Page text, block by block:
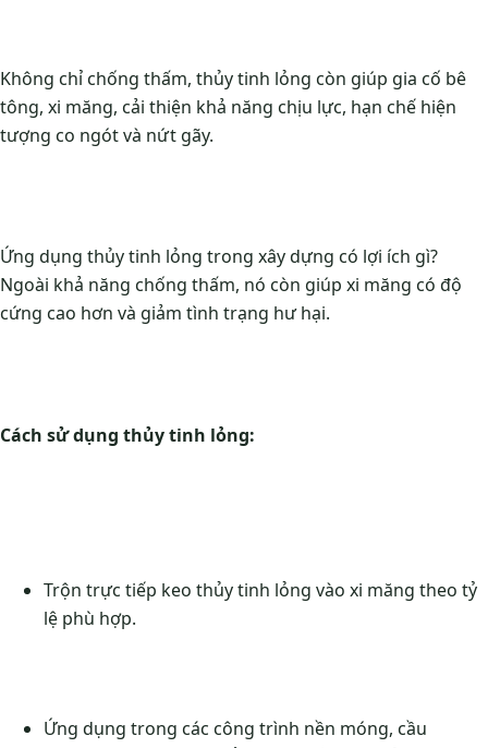
Không chỉ chống thấm, thủy tinh lỏng còn giúp gia cố bê
tông, xi măng, cải thiện khả năng chịu lực, hạn chế hiện
tượng co ngót và nứt gãy.
Ứng dụng thủy tinh lỏng trong xây dựng có lợi ích gì?
Ngoài khả năng chống thấm, nó còn giúp xi măng có độ
cứng cao hơn và giảm tình trạng hư hại.
Cách sử dụng thủy tinh lỏng:
Trộn trực tiếp keo thủy tinh lỏng vào xi măng theo tỷ
lệ phù hợp.
Ứng dụng trong các công trình nền móng, cầu